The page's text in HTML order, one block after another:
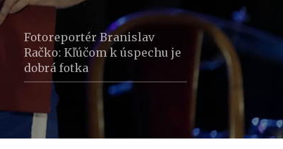
Fotoreportér Branislav
Račko: Kľúčom k úspechu je
dobrá fotka